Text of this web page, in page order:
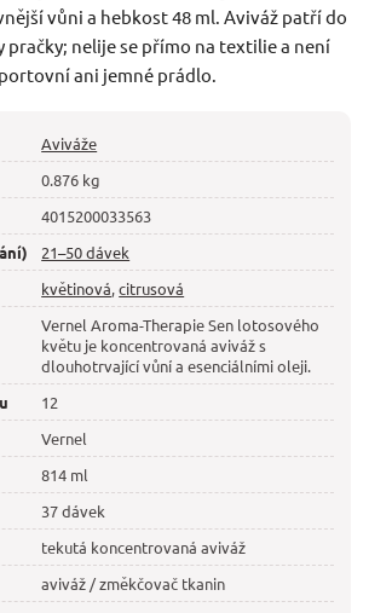
vůni a hebkost 48 ml. Aviváž patří do
nelije se přímo na textilie a není
ani jemné prádlo.
Aviváže
0.876 kg
4015200033563
21–50 dávek
květinová,citrusová
Vernel Aroma-Therapie Sen lotosového
květu je koncentrovaná aviváž s
dlouhotrvající vůní a esenciálními oleji.
12
Vernel
814 ml
37 dávek
tekutá koncentrovaná aviváž
aviváž / změkčovač tkanin